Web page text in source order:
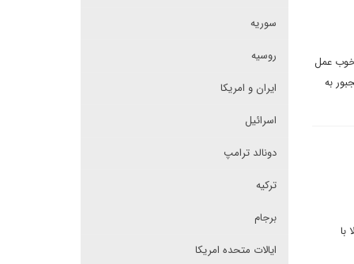
خوب عمل
به
با
سوریه
روسیه
ایران و امریکا
اسرائیل
دونالد ترامپ
ترکیه
برجام
ایالات متحده امریکا